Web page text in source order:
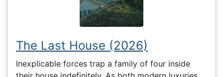
The Last House (2026)
Inexplicable forces trap a family of four inside